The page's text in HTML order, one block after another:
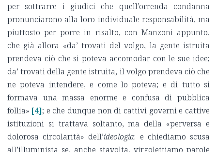
per sottrarre i giudici che quell’orrenda condanna
pronunciarono alla loro individuale responsabilità, ma
piuttosto per porre in risalto, con Manzoni appunto,
che già allora «da’ trovati del volgo, la gente istruita
prendeva ciò che si poteva accomodar con le sue idee;
da’ trovati della gente istruita, il volgo prendeva ciò che
ne poteva intendere, e come lo poteva; e di tutto si
formava una massa enorme e confusa di pubblica
follia» [4]; e che dunque non di cattivi governi e cattive
istituzioni si trattava soltanto, ma della «perversa e
dolorosa circolarità» dell’ideologia: e chiediamo scusa
all’illuminista se, anche stavolta, virgolettiamo parole